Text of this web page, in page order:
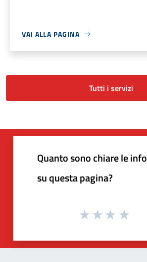
VAI ALLA PAGINA
Tutti i servizi
Quanto sono chiare le
su questa pagina?